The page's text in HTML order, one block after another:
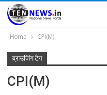
Home CPI(M)
ब्राउजिंग टैग
CPI(M)